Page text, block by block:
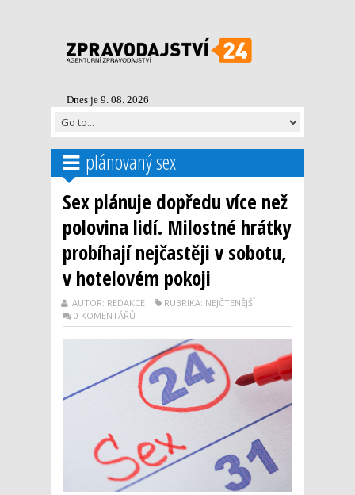
Dnes je 9. 08. 2026
plánovaný sex
Sex plánuje dopředu více než
polovina lidí. Milostné hrátky
probíhají nejčastěji v sobotu,
v hotelovém pokoji
AUTOR: REDAKCE
RUBRIKA: NEJČTENĚJŠÍ
0 KOMENTÁŘŮ